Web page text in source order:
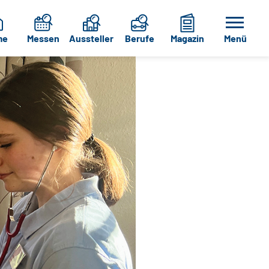
Messen Aussteller Berufe Magazin Menü